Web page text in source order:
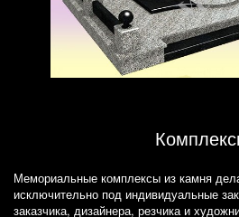
Мемориальные комплексы из камня
исключительно под индивидуальные
заказчика, дизайнера, резчика и